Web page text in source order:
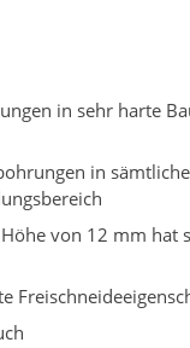
in sehr harte
in
von 12 mm